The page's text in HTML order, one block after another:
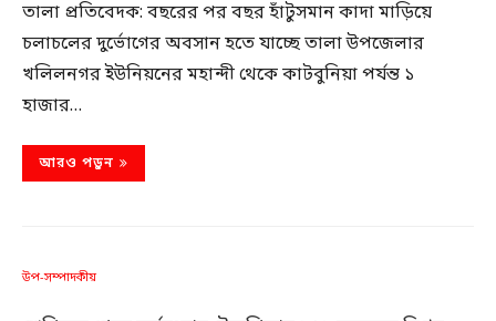
তালা প্রতিবেদক: বছরের পর বছর হাঁটুসমান কাদা মাড়িয়ে
চলাচলের দুর্ভোগের অবসান হতে যাচ্ছে তালা উপজেলার
খলিলনগর ইউনিয়নের মহান্দী থেকে কাটবুনিয়া পর্যন্ত ১
হাজার…
আরও পড়ুন
উপ-সম্পাদকীয়